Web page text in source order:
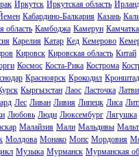
Иркутск Иркутская область
Кабардино-Балкария Казань
область Камбоджа Камерун Камчатка
Карелия Катар Кед Кемерово
Кировск Кировская область Китай
Космос Коста-Рика Кострома
Красноярск Крокодил
Кыргызстан Лаос Ласточка
Лес Ливан Ливия Липецк Лиса
Любовь Люди Люксембург Лягушка
Малайзия Мали Мальдивы
Молдова Монако Мопс Мордовия
Музыка Мурманск Мурманская